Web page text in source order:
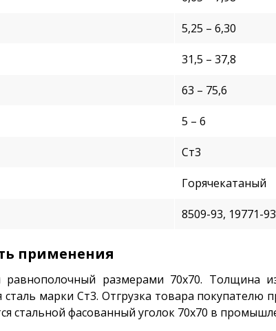
5,25 – 6,30
31,5 – 37,8
63 – 75,6
5 – 6
Ст3
Горячекатаный
8509-93, 19771-93
применения
размерами 70х70. Толщина
марки Ст3. Отгрузка товара покупателю
стальной фасованный уголок 70х70 в